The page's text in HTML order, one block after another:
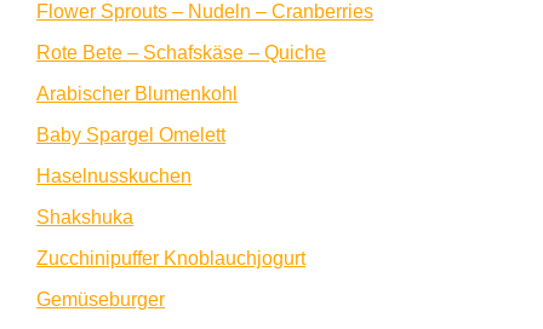
Flower Sprouts – Nudeln – Cranberries
Rote Bete – Schafskäse – Quiche
Arabischer Blumenkohl
Baby Spargel Omelett
Haselnusskuchen
Shakshuka
Zucchinipuffer Knoblauchjogurt
Gemüseburger